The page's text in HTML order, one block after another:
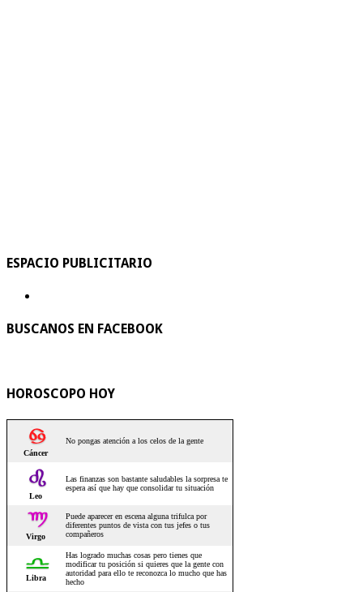
ESPACIO PUBLICITARIO
BUSCANOS EN FACEBOOK
HOROSCOPO HOY